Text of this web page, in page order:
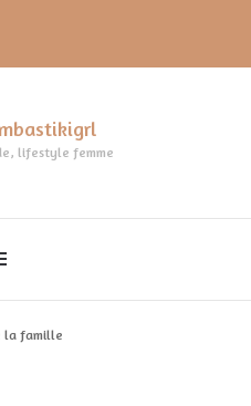
lifestyle femme
la famille